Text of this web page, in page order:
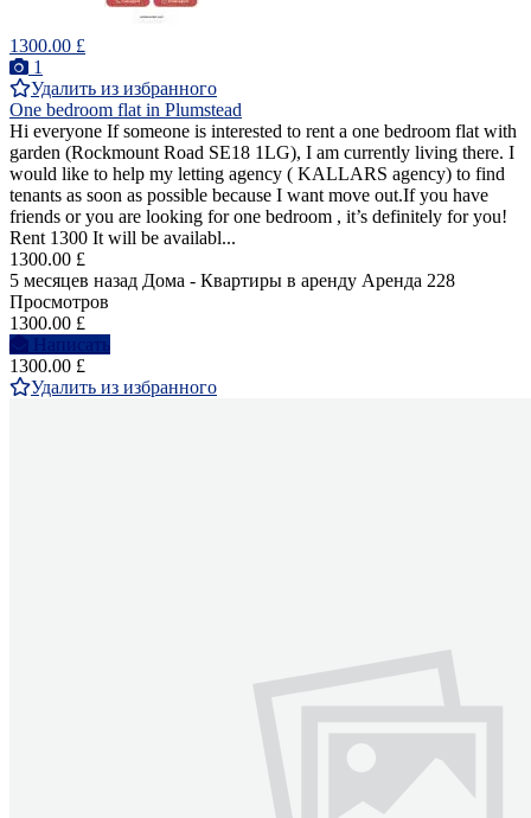
1300.00 £
1
Удалить из избранного
One bedroom flat in Plumstead
Hi everyone If someone is interested to rent a one bedroom flat with
garden (Rockmount Road SE18 1LG), I am currently living there. I
would like to help my letting agency ( KALLARS agency) to find
tenants as soon as possible because I want move out.If you have
friends or you are looking for one bedroom , it’s definitely for you!
Rent 1300 It will be availabl...
1300.00 £
5 месяцев назад Дома - Квартиры в аренду Аренда 228
Просмотров
1300.00 £
Написать
1300.00 £
Удалить из избранного